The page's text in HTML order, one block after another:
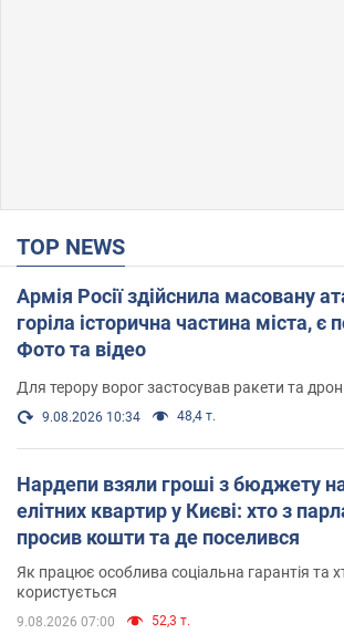
TOP NEWS
Армія Росії здійснила масовану
горіла історична частина міста, є
Фото та відео
Для терору ворог застосував ракети та
9.08.2026 10:34 48,4 т.
Нардепи взяли гроші з бюджету
елітних квартир у Києві: хто з
просив кошти та де поселився
Як працює особлива соціальна гарантія та
користується
9.08.2026 07:00 52,3 т.